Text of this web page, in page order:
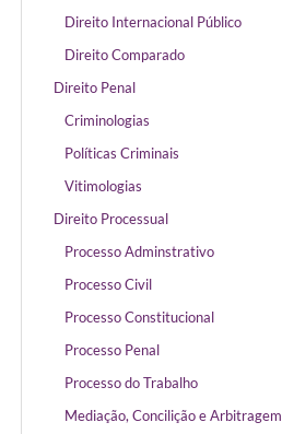
Direito Internacional Público
Direito Comparado
Direito Penal
Criminologias
Políticas Criminais
Vitimologias
Direito Processual
Processo Adminstrativo
Processo Civil
Processo Constitucional
Processo Penal
Processo do Trabalho
Mediação, Concilição e Arbitragem